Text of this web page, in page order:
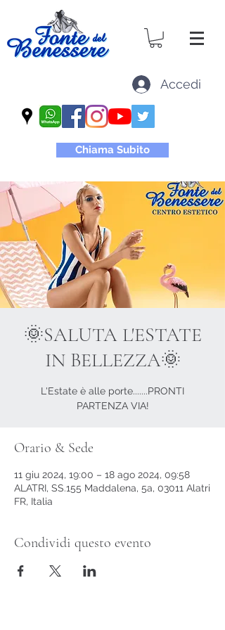
Accedi
Chiama Subito
🌞SALUTA L'ESTATE
IN BELLEZZA🌞
L'Estate è alle porte.......PRONTI
PARTENZA VIA!
Orario & Sede
11 giu 2024, 19:00 – 18 ago 2024, 09:58
ALATRI, SS.155 Maddalena, 5a, 03011 Alatri
FR, Italia
Condividi questo evento